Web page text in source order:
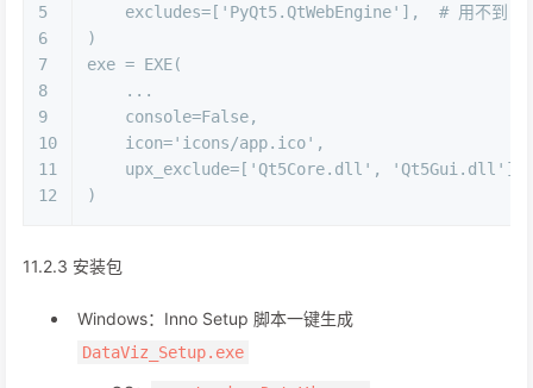
5
6
7
8
9
10
11
12
    excludes=[
'PyQt5.QtWebEngine' ], # 用不到
)
exe = EXE(
    ...
    console=
False,
    icon=
'icons/app.ico' ,
    upx_exclude=[
'Qt5Core.dll' , 'Qt5Gui.dll' ],
)
11.2.3 安装包
Windows：Inno Setup 脚本一键生成
DataViz_Setup.exe